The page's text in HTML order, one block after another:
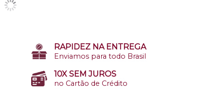
RAPIDEZ NA ENTREGA
Enviamos para todo Brasil
10X SEM JUROS
no Cartão de Crédito